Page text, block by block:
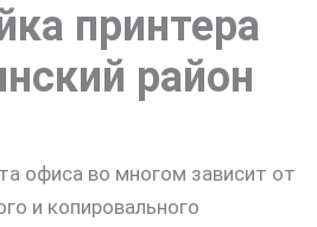
принтера
район
офиса во многом зависит от
и копировального